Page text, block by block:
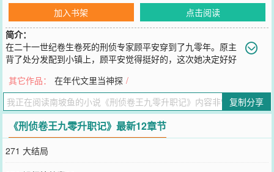
加入书架
点击阅读
简介：
在二十一世纪卷生卷死的刑侦专家顾平安穿到了九零年。原主
背了处分发配到小镇上，顾平安觉得挺好的，这次她决定好好
段，她这嫉恶如仇的刑侦魂哪里忍得了。全市的警力都在追捕残杀一
家五口的杀人犯！顾平安指着哭晕过去的幸存者说：“人是你杀的！”
所有人都震惊了，幸存者是一家之主，怎么可能杀害自己的父母儿
女？可事实证明顾平安是对的。哪怕刑侦技术倒退一世纪，也挡不住
顾平安的火眼金睛。被救的受害者抱着她不撒手，非要以身相许。被
洗清冤屈的嫌疑人给她送了锦旗还不够，居然跑到市局门口拉横幅感
谢。被抓的杀人犯被她寥寥几句气吐了血。同事们都想不通，最懒最
馋最懂享受，到点要吃饭，从来不熬夜，时不时还掏出个苹果，拿出
其它作品： 在年代文里当神探 /
复制分享
《刑侦卷王九零升职记》最新12章节
271 大结局